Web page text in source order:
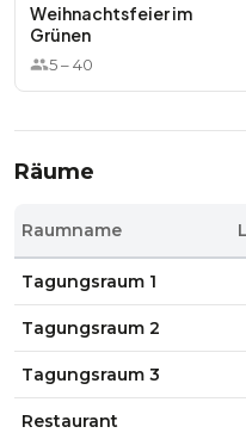
Weihnachtsfeier im
Grünen
5–40
Räume
Raumname L
Tagungsraum 1
Tagungsraum 2
Tagungsraum 3
Restaurant